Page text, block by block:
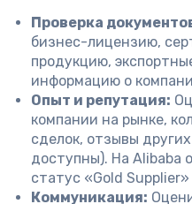
Проверка
бизнес-лицензию,
продукцию,
информацию о
Опыт и репутация:
компании на рынке,
сделок, отзывы
доступны). На Alibaba
статус «Gold
Коммуникация: